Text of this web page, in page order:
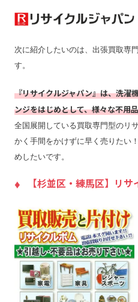
次に紹介したいのは、出張買取専
す。
『リサイクルジャパン』は、洗濯
ンジをはじめとして、様々な不用
全国展開している買取専門型のリ
かく手間をかけずに早く売りたい
めしたいです。
【杉並区・練馬区】リ